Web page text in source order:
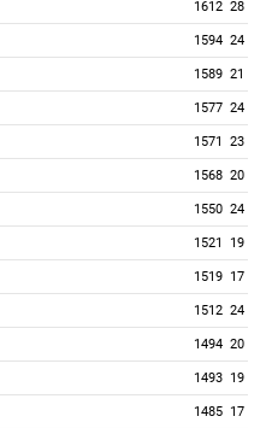
1612 28
1594 24
1589 21
1577 24
1571 23
1568 20
1550 24
1521 19
1519 17
1512 24
1494 20
1493 19
1485 17